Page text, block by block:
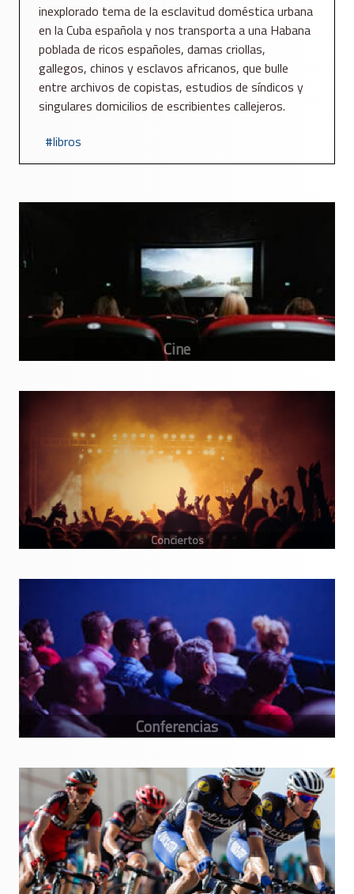
inexplorado tema de la esclavitud doméstica urbana
en la Cuba española y nos transporta a una Habana
poblada de ricos españoles, damas criollas,
gallegos, chinos y esclavos africanos, que bulle
entre archivos de copistas, estudios de síndicos y
singulares domicilios de escribientes callejeros.
libros